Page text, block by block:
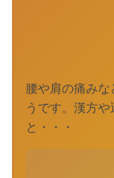
腰や肩の痛み
うです。漢方
と・・・